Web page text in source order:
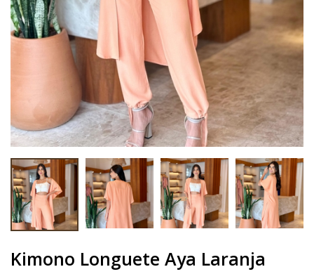
Kimono Longuete Aya Laranja